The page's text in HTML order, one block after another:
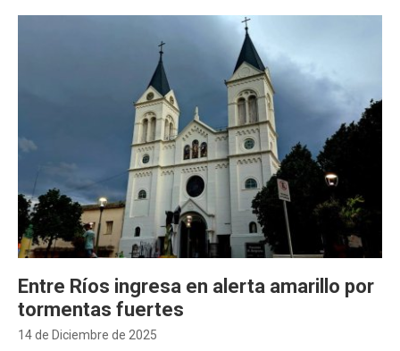
14 de Diciembre de 2025
Entre Ríos ingresa en alerta amarillo por
tormentas fuertes